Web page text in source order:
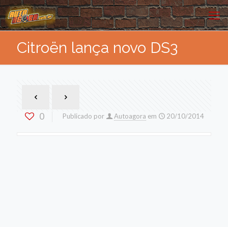
Citroën lança novo DS3
0 Publicado por Autoagora em 20/10/2014